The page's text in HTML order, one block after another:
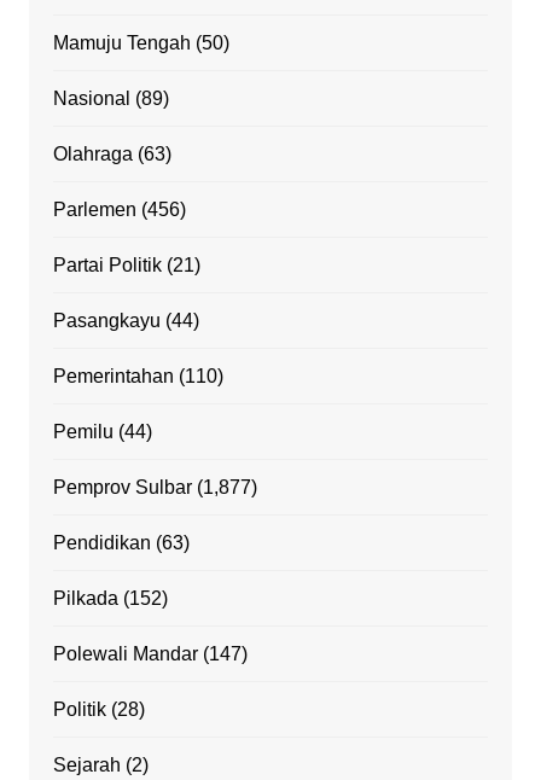
Mamuju Tengah (50)
Nasional (89)
Olahraga (63)
Parlemen (456)
Partai Politik(21)
Pasangkayu (44)
Pemerintahan (110)
Pemilu (44)
Pemprov Sulbar(1,877)
Pendidikan (63)
Pilkada (152)
Polewali Mandar(147)
Politik(28)
Sejarah (2)